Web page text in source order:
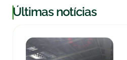
|Últimas notícias